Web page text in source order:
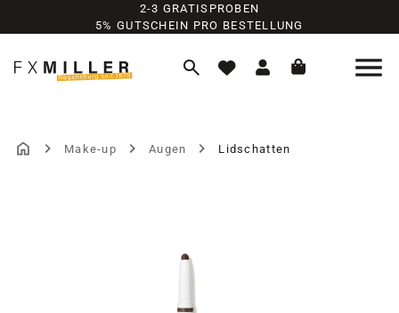
Zum Hauptinhalt springen
2-3 GRATISPROBEN
5% GUTSCHEIN PRO BESTELLUNG
Make-up Augen Lidschatten